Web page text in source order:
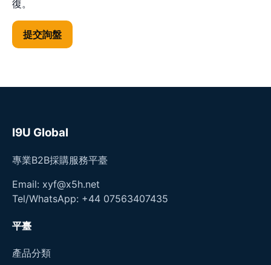
復。
提交詢盤
I9U Global
專業B2B採購服務平臺
Email: xyf@x5h.net
Tel/WhatsApp: +44 07563407435
平臺
產品分類